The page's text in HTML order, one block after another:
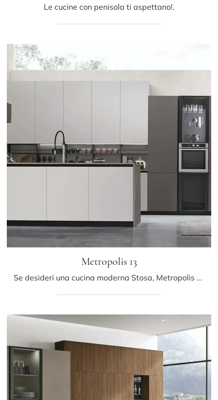
Le cucine con penisola ti aspettano!.
Metropolis 13
Se desideri una cucina moderna Stosa, Metropolis 13 in Pet ti aspetta nel nostro negozio di Cucine Moderne con penisola.